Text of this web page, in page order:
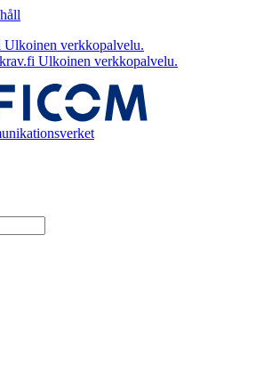
Ulkoinen verkkopalvelu.
Ulkoinen verkkopalvelu.